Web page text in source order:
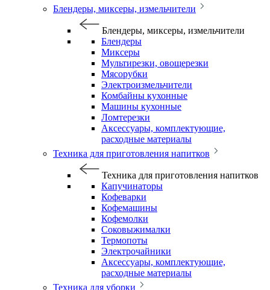
Блендеры, миксеры, измельчители
Блендеры, миксеры, измельчители
Блендеры
Миксеры
Мультирезки, овощерезки
Мясорубки
Электроизмельчители
Комбайны кухонные
Машины кухонные
Ломтерезки
Аксессуары, комплектующие,
расходные материалы
Техника для приготовления напитков
Техника для приготовления напитков
Капучинаторы
Кофеварки
Кофемашины
Кофемолки
Соковыжималки
Термопоты
Электрочайники
Аксессуары, комплектующие,
расходные материалы
Техника для уборки